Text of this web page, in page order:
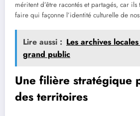
méritent d’être racontés et partagés, car ils
faire qui façonne l’identité culturelle de
Lire aussi : Les archives
grand public
Une filière stratégique
des territoires